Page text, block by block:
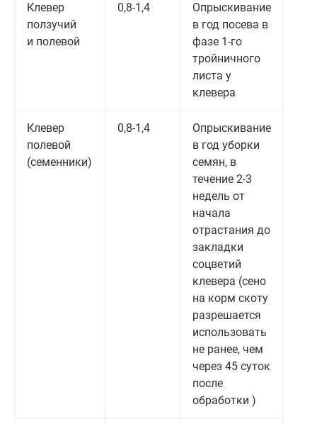
Клевер
ползучий
и полевой
0,8-1,4
Опрыскивание
в год посева в
фазе 1-го
тройничного
листа у
клевера
Клевер
полевой
(семенники)
0,8-1,4
Опрыскивание
в год уборки
семян, в
течение 2-3
недель от
начала
отрастания до
закладки
соцветий
клевера (сено
на корм скоту
разрешается
использовать
не ранее, чем
через 45 суток
после
обработки )